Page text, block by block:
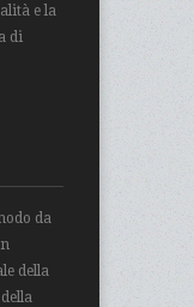
e la
di
da
della